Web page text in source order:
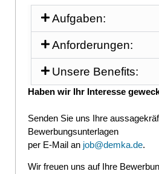
Aufgaben:
Anforderungen:
Unsere Benefits:
Haben wir Ihr Interesse
Senden Sie uns Ihre
Bewerbungsunterlagen
per E-Mail an job@demka.de.
Wir freuen uns auf Ihre